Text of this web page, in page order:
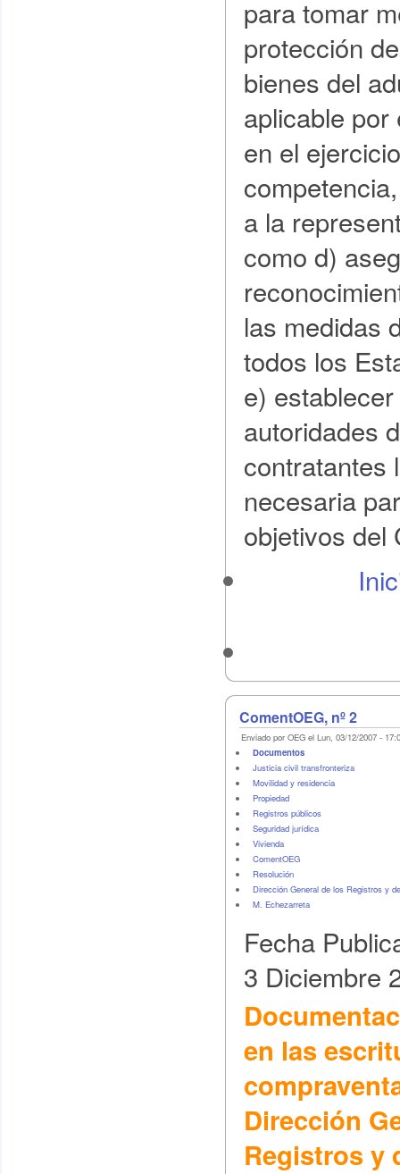
para tomar
protección
bienes del
aplicable
en el
a la
como d)
las medidas
todos los
e)
autoridades
contratantes
necesaria
objetivos del
ComentOEG, nº 2
Enviado por OEG el Lun, 03/12/2007 -
Documentos
Justicia civil transfronteriza
Movilidad y residencia
Propiedad
Registros públicos
Seguridad jurídica
Vivienda
ComentOEG
Resolución
Dirección General de los Registros y
M. Echezarreta
Fecha
3 Diciembre
en las
Dirección
Registros y